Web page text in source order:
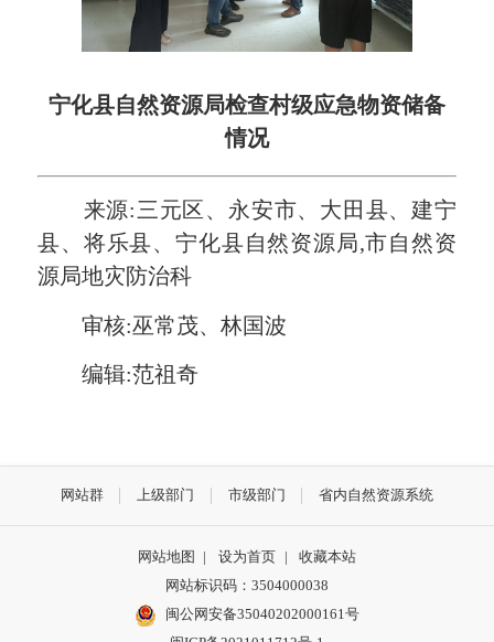
宁化县自然资源局检查村级应急物资储备
情况
来源:三元区、永安市、大田县、建宁
县、将乐县、宁化县自然资源局,市自然资
源局地灾防治科
审核:巫常茂、林国波
编辑:范祖奇
网站群 上级部门 市级部门 省内自然资源系统
网站地图 | 设为首页 |
收藏本站
网站标识码：3504000038
闽公网安备35040202000161号